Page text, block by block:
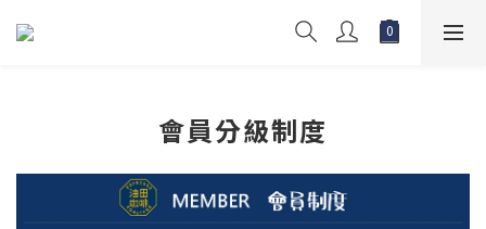
會員分級制度